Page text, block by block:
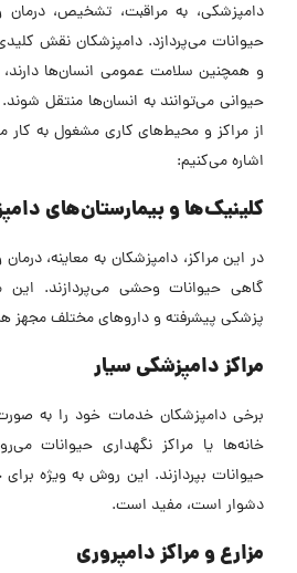
دامپزشکی، به مراقبت، تشخیص، درمان
حیوانات می‌پردازد. دامپزشکان نقش
و همچنین سلامت عمومی انسان‌ها دارند،
حیوانی می‌توانند به انسان‌ها منتقل
از مراکز و محیط‌های کاری مشغول به کار
اشاره می‌کنیم:
کلینیک‌ها و بیمارستان‌های
در این مراکز، دامپزشکان به معاینه،
گاهی حیوانات وحشی می‌پردازند. این
پزشکی پیشرفته و داروهای مختلف مجهز
مراکز دامپزشکی سیار
برخی دامپزشکان خدمات خود را به
خانه‌ها یا مراکز نگهداری حیوانات
حیوانات بپردازند. این روش به ویژه
دشوار است، مفید است.
مزارع و مراکز دامپروری